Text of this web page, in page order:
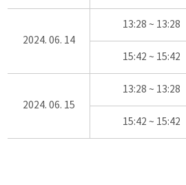
2024. 06. 14
13:28 ~ 13:28
15:42 ~ 15:42
2024. 06. 15
13:28 ~ 13:28
15:42 ~ 15:42